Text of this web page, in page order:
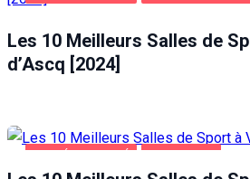
Les 10 Meilleurs Salles de
d’Ascq [2024]